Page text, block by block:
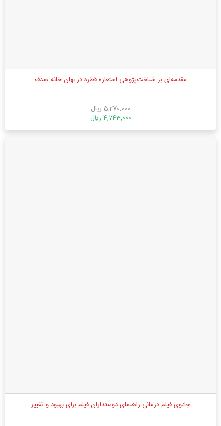
مقدمه‌ای بر شناخت‌پژوهی استعاره قطره در نهان خانه صدف
5,270,000 ریال
4,743,000 ریال
جادوی فیلم درمانی راهنمای دوستداران فیلم برای بهبود و تغییر